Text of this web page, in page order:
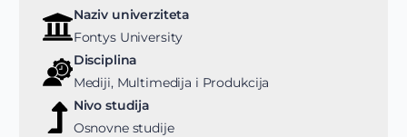
Naziv univerziteta
Fontys University
Disciplina
Mediji, Multimedija i Produkcija
Nivo studija
Osnovne studije